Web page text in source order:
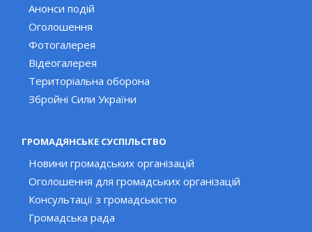
Анонси подій
Оголошення
Фотогалерея
Відеогалерея
Територіальна оборона
Збройні Сили України
ГРОМАДЯНСЬКЕ СУСПІЛЬСТВО
Новини громадських організацій
Оголошення для громадських організацій
Консультації з громадськістю
Громадська рада